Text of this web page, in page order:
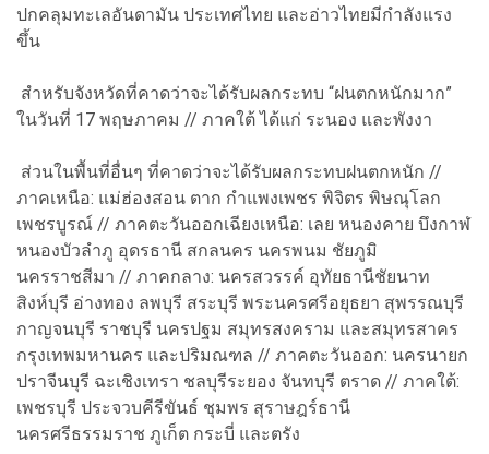
ปกคลุมทะเลอันดามัน ประเทศไทย และอ่าวไทยมีกำลังแรง
ขึ้น
สำหรับจังหวัดที่คาดว่าจะได้รับผลกระทบ “ฝนตกหนักมาก”
ในวันที่ 17 พฤษภาคม // ภาคใต้ ได้แก่ ระนอง และพังงา
ส่วนในพื้นที่อื่นๆ ที่คาดว่าจะได้รับผลกระทบฝนตกหนัก //
ภาคเหนือ: แม่ฮ่องสอน ตาก กำแพงเพชร พิจิตร พิษณุโลก
เพชรบูรณ์ // ภาคตะวันออกเฉียงเหนือ: เลย หนองคาย บึงกาฬ
หนองบัวลำภู อุดรธานี สกลนคร นครพนม ชัยภูมิ
นครราชสีมา // ภาคกลาง: นครสวรรค์ อุทัยธานีชัยนาท
สิงห์บุรี อ่างทอง ลพบุรี สระบุรี พระนครศรีอยุธยา สุพรรณบุรี
กาญจนบุรี ราชบุรี นครปฐม สมุทรสงคราม และสมุทรสาคร
กรุงเทพมหานคร และปริมณฑล // ภาคตะวันออก: นครนายก
ปราจีนบุรี ฉะเชิงเทรา ชลบุรีระยอง จันทบุรี ตราด // ภาคใต้:
เพชรบุรี ประจวบคีรีขันธ์ ชุมพร สุราษฎร์ธานี
นครศรีธรรมราช ภูเก็ต กระบี่ และตรัง